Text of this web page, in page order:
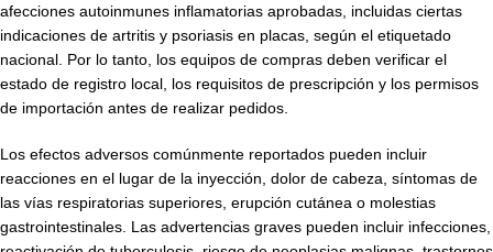
afecciones autoinmunes inflamatorias aprobadas, incluidas ciertas
indicaciones de artritis y psoriasis en placas, según el etiquetado
nacional. Por lo tanto, los equipos de compras deben verificar el
estado de registro local, los requisitos de prescripción y los permisos
de importación antes de realizar pedidos.
Los efectos adversos comúnmente reportados pueden incluir
reacciones en el lugar de la inyección, dolor de cabeza, síntomas de
las vías respiratorias superiores, erupción cutánea o molestias
gastrointestinales. Las advertencias graves pueden incluir infecciones,